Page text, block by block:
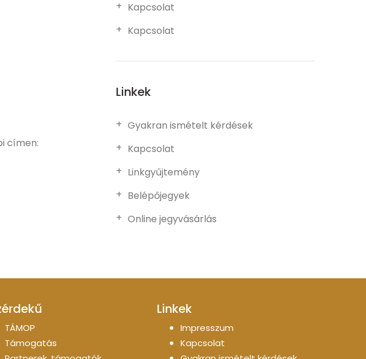
címen:
Kapcsolat
Kapcsolat
Linkek
Gyakran ismételt kérdések
Kapcsolat
Linkgyűjtemény
Belépőjegyek
Online jegyvásárlás
TÁMOP
Támogatás
Linkek
Impresszum
Kapcsolat